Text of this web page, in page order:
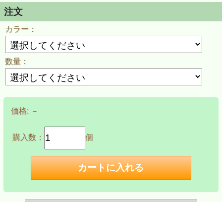
注文
カラー：
数量：
価格:－
購入数： 個